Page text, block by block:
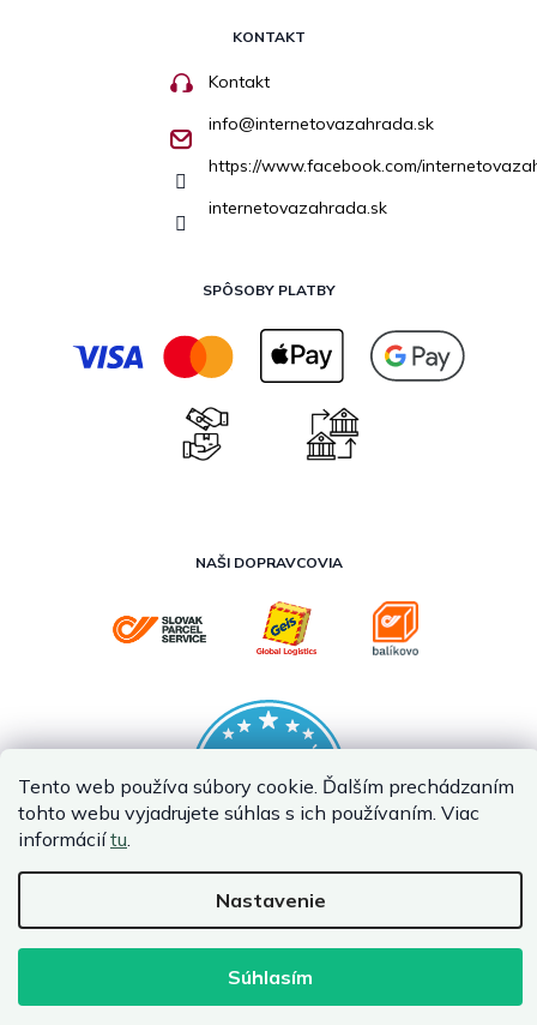
Tento web používa súbory cookie. Ďalším prechádzaním
tohto webu vyjadrujete súhlas s ich používaním. Viac
informáciítu.
Nastavenie
Súhlasím
KONTAKT
Kontakt
info@internetovazahrada.sk
https://www.facebook.com/
internetovazahrada.sk
SPÔSOBY PLATBY
NAŠI DOPRAVCOVIA